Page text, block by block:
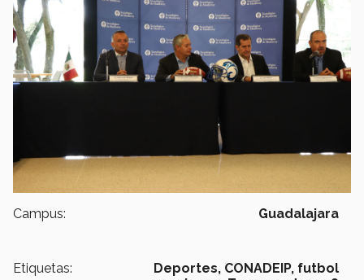
Campus: Guadalajara
Etiquetas: Deportes, CONADEIP, futbol